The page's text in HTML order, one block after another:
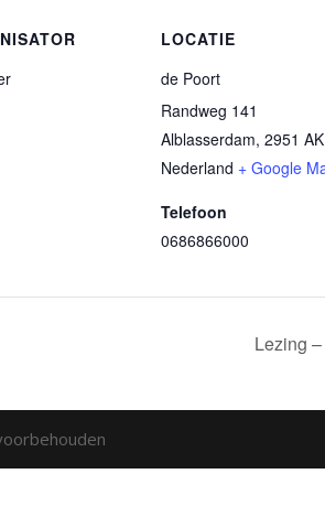
LOCATIE
de Poort
Randweg 141
Alblasserdam, 2951 AK
Nederland + Google
Telefoon
0686866000
Lezing